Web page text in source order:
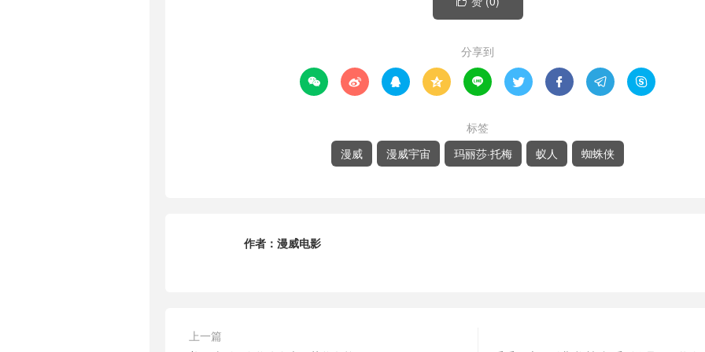
分享到
        
标签
漫威
漫威宇宙 玛丽莎·托梅 蚁人 蜘蛛侠
作者： 漫威电影
上一篇